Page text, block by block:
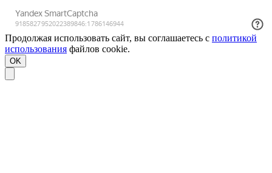
Продолжая использовать сайт, вы соглашаетесь с политикой
использования файлов cookie.
OK